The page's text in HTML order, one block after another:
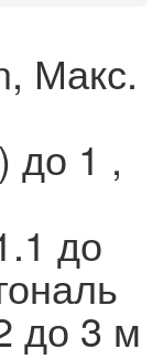
Макс.
до 1 ,
до
до 3 м